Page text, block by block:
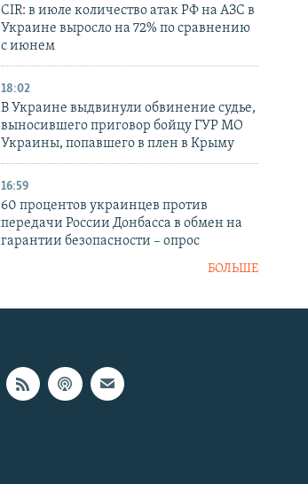
CIR: в июле количество атак РФ на АЗС в
Украине выросло на 72% по сравнению
с июнем
18:02
В Украине выдвинули обвинение судье,
выносившего приговор бойцу ГУР МО
Украины, попавшего в плен в Крыму
16:59
60 процентов украинцев против
передачи России Донбасса в обмен на
гарантии безопасности – опрос
БОЛЬШЕ